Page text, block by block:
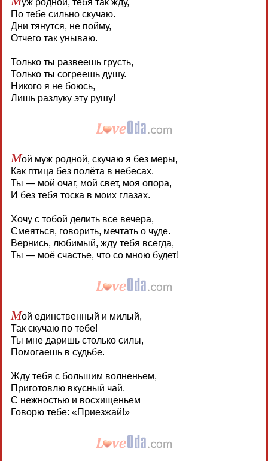
По тебе сильно скучаю.
Дни тянутся, не пойму,
Отчего так унываю.
Только ты развеешь грусть,
Только ты согреешь душу.
Никого я не боюсь,
Лишь разлуку эту рушу!
Мой муж родной, скучаю я без меры,
Как птица без полёта в небесах.
Ты — мой очаг, мой свет, моя опора,
И без тебя тоска в моих глазах.
Хочу с тобой делить все вечера,
Смеяться, говорить, мечтать о чуде.
Вернись, любимый, жду тебя всегда,
Ты — моё счастье, что со мною будет!
Мой единственный и милый,
Так скучаю по тебе!
Ты мне даришь столько силы,
Помогаешь в судьбе.
Жду тебя с большим волненьем,
Приготовлю вкусный чай.
С нежностью и восхищеньем
Говорю тебе: «Приезжай!»